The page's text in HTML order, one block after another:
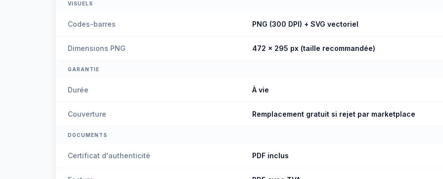
VISUELS
Codes-barres PNG (300 DPI) + SVG vectoriel
Dimensions PNG 472 × 295 px (taille recommandée)
GARANTIE
Durée À vie
Couverture Remplacement gratuit si rejet par marketplace
DOCUMENTS
Certificat d'authenticité PDF inclus